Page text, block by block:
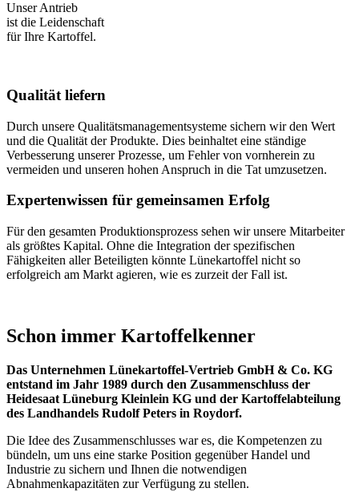
Unser Antrieb
ist die Leidenschaft
für Ihre Kartoffel.
Qualität liefern
Durch unsere Qualitätsmanagementsysteme sichern wir den Wert
und die Qualität der Produkte. Dies beinhaltet eine ständige
Verbesserung unserer Prozesse, um Fehler von vornherein zu
vermeiden und unseren hohen Anspruch in die Tat umzusetzen.
Expertenwissen für gemeinsamen Erfolg
Für den gesamten Produktionsprozess sehen wir unsere Mitarbeiter
als größtes Kapital. Ohne die Integration der spezifischen
Fähigkeiten aller Beteiligten könnte Lünekartoffel nicht so
erfolgreich am Markt agieren, wie es zurzeit der Fall ist.
Schon immer Kartoffelkenner
Das Unternehmen Lünekartoffel-Vertrieb GmbH & Co. KG
entstand im Jahr 1989 durch den Zusammenschluss der
Heidesaat Lüneburg Kleinlein KG und der Kartoffelabteilung
des Landhandels Rudolf Peters in Roydorf.
Die Idee des Zusammenschlusses war es, die Kompetenzen zu
bündeln, um uns eine starke Position gegenüber Handel und
Industrie zu sichern und Ihnen die notwendigen
Abnahmenkapazitäten zur Verfügung zu stellen.